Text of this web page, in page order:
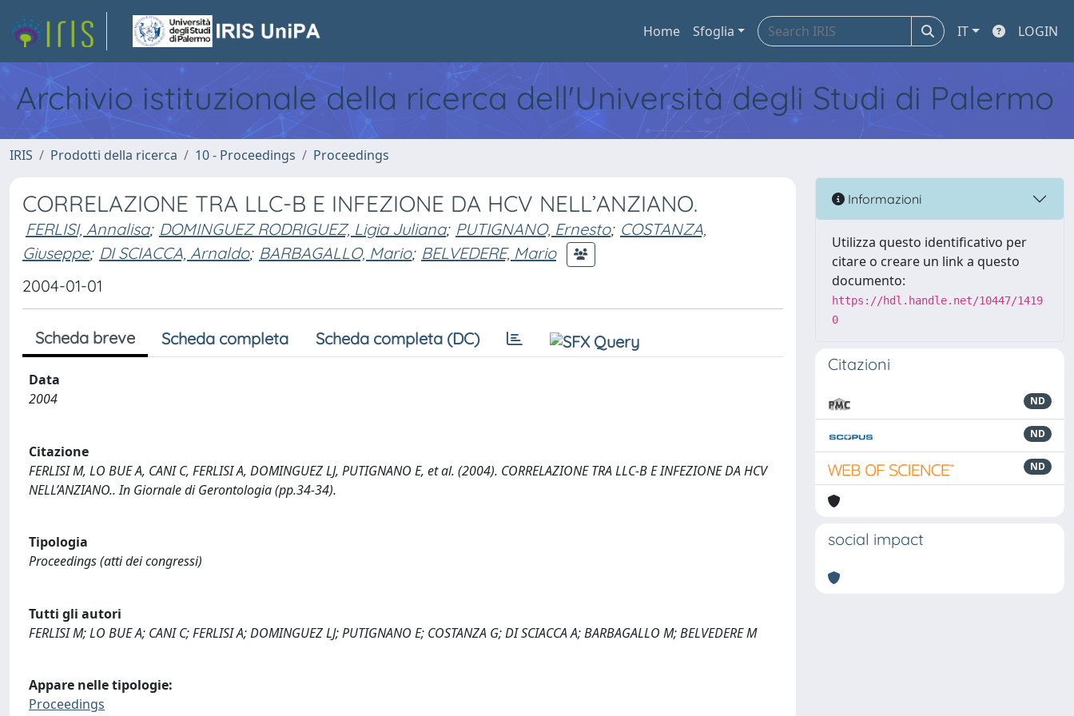
Home Sfoglia IT LOGIN
Archivio istituzionale della ricerca dell'Università degli Studi di Palermo
IRIS Prodotti della ricerca 10 - Proceedings Proceedings
CORRELAZIONE TRA LLC-B E INFEZIONE DA HCV NELL’ANZIANO.
FERLISI, Annalisa; DOMINGUEZ RODRIGUEZ, Ligia Juliana; PUTIGNANO, Ernesto; COSTANZA,
Giuseppe; DI SCIACCA, Arnaldo; BARBAGALLO, Mario; BELVEDERE, Mario
2004-01-01
Scheda breve Scheda completa Scheda completa (DC)
Data
2004
Citazione
FERLISI M, LO BUE A, CANI C, FERLISI A, DOMINGUEZ LJ, PUTIGNANO E, et al. (2004). CORRELAZIONE TRA LLC-B E INFEZIONE DA HCV
NELL’ANZIANO.. In Giornale di Gerontologia (pp.34-34).
Tipologia
Proceedings (atti dei congressi)
Tutti gli autori
FERLISI M; LO BUE A; CANI C; FERLISI A; DOMINGUEZ LJ; PUTIGNANO E; COSTANZA G; DI SCIACCA A; BARBAGALLO M; BELVEDERE M
Appare nelle tipologie:
Proceedings
Informazioni
Utilizza questo identificativo per
citare o creare un link a questo
documento:
https://hdl.handle.net/10447/1419
0
Citazioni
ND
ND
ND
social impact